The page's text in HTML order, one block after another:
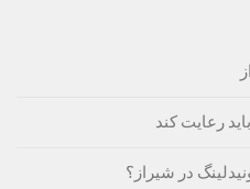
رعایت کند
در شیراز؟